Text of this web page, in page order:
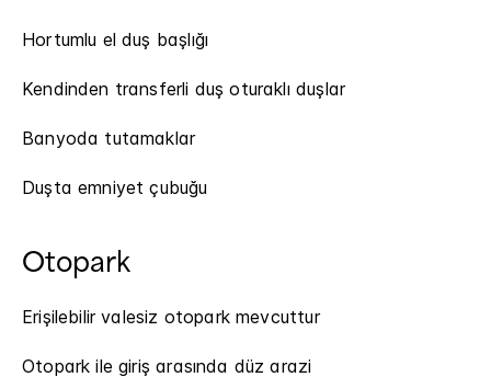
Hortumlu el duş başlığı
Kendinden transferli duş oturaklı duşlar
Banyoda tutamaklar
Duşta emniyet çubuğu
Otopark
Erişilebilir valesiz otopark mevcuttur
Otopark ile giriş arasında düz arazi